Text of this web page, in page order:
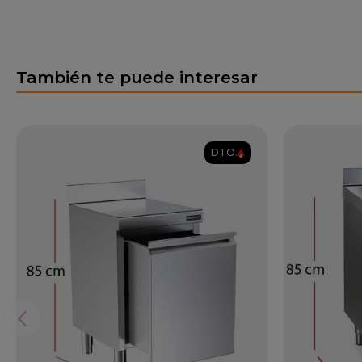
También te puede interesar
DTO.